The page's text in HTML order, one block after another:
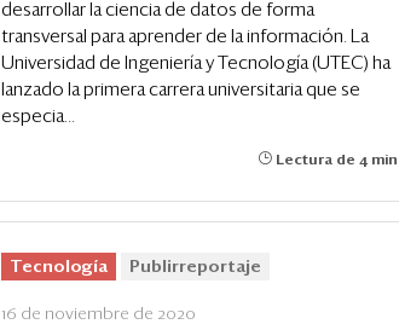
desarrollar la ciencia de datos de forma
transversal para aprender de la información. La
Universidad de Ingeniería y Tecnología (UTEC) ha
lanzado la primera carrera universitaria que se
especia...
Lectura de 4 min
Tecnología Publirreportaje
16 de noviembre de 2020